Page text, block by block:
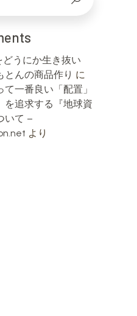
どうにか生き抜い
とんの商品作り に
て一番良い「配置」
を追求する『地球資
いて –
より